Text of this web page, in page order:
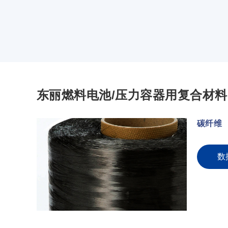
东丽燃料电池/压力容器用复合材料
碳纤维
数